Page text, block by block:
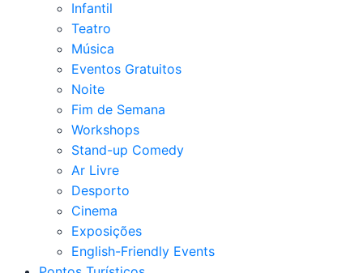
Infantil
Teatro
Música
Eventos Gratuitos
Noite
Fim de Semana
Workshops
Stand-up Comedy
Ar Livre
Desporto
Cinema
Exposições
English-Friendly Events